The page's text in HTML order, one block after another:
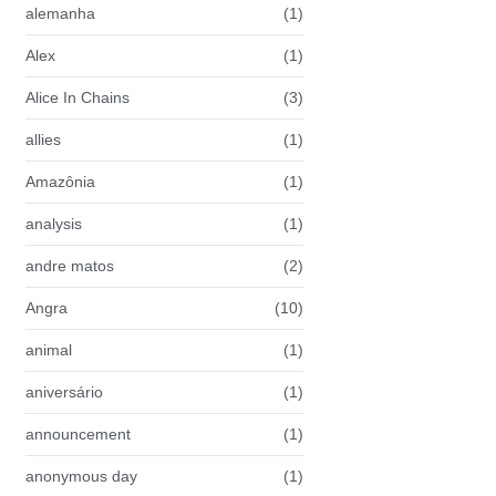
alemanha (1)
Alex (1)
Alice In Chains (3)
allies (1)
Amazônia (1)
analysis (1)
andre matos (2)
Angra (10)
animal (1)
aniversário (1)
announcement (1)
anonymous day (1)